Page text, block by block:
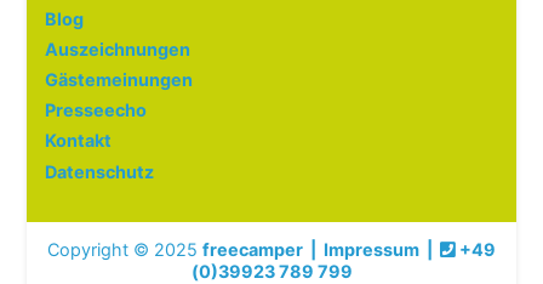
Blog
Auszeichnungen
Gästemeinungen
Presseecho
Kontakt
Datenschutz
Copyright © 2025 freecamper Impressum
+49
(0)39923 789 799